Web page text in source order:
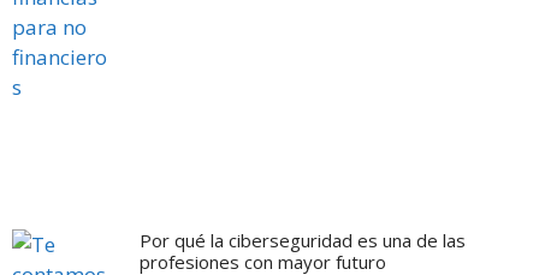
Por qué la ciberseguridad es una de las
profesiones con mayor futuro